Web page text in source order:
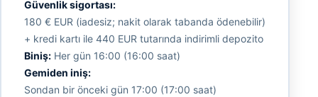
Güvenlik sigortası:
180 € EUR (iadesiz; nakit olarak tabanda ödenebilir)
+ kredi kartı ile 440 EUR tutarında indirimli depozito
Biniş:Her gün 16:00 (16:00 saat)
Gemiden iniş:
Sondan bir önceki gün 17:00 (17:00 saat)